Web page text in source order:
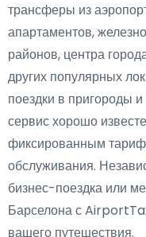
трансферы из
апартаментов,
районов, центра
других популярных
поездки в пригороды
сервис хорошо
фиксированным
обслуживания.
бизнес-поездка или
Барселона с
вашего путешествия.